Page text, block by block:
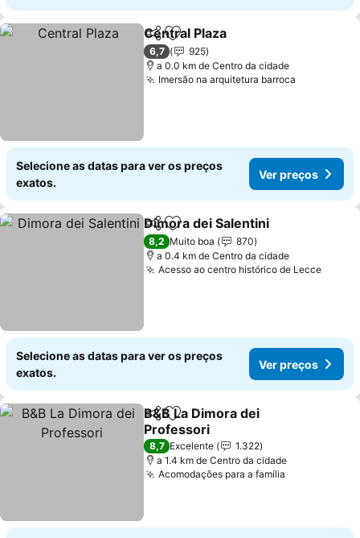
PartilharAdicionar aos favoritos
Central Plaza
6,7
925
a 0.0 km de Centro da cidade
Imersão na arquitetura barroca
Selecione as datas para ver os preços
exatos.
Ver preços
PartilharAdicionar aos favoritos
Dimora dei Salentini
8,2 Muito boa
870
a 0.4 km de Centro da cidade
Acesso ao centro histórico de LecceVer
Selecione as datas para ver os preços
exatos.
Ver preços
PartilharAdicionar aos favoritos
B&B La Dimora dei
Professori
Ver preços
8,7 Excelente
1.322
a 1.4 km de Centro da cidade
Acomodações para a família